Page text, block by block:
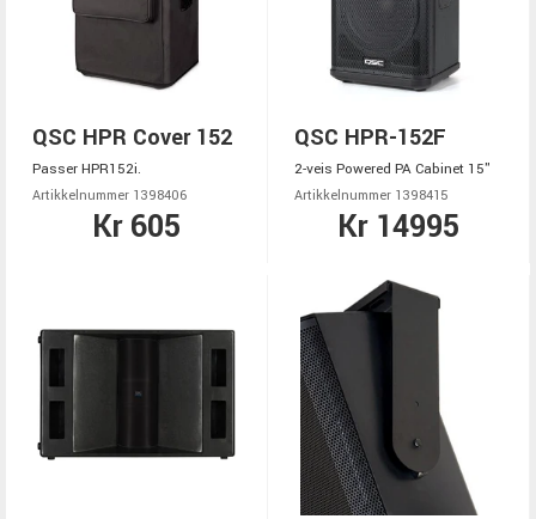
QSC HPR Cover 152
Passer HPR152i.
Artikkelnummer 1398406
Kr 605
QSC HPR-152F
2-veis Powered PA Cabinet 15"
Artikkelnummer 1398415
Kr 14995